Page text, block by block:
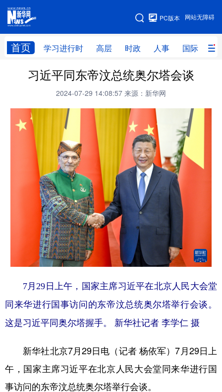
网站无障碍
PC版本
首页 学习进行时 高层 时政 人事 国际 财
网站地图
学习进行时 高层 时政 人事
财经 网评
台湾 思客智库 全球连线 教育
科技 量子 体育
文化 书画 健康 军事
访谈 视频 图片
中央文件 金融
人居 信息化
学术中国 乡村振兴 银龄
城市 旅游 能源 会展
彩票 娱乐 时尚 悦读
公益 一带一路 亚太网 上市公司
文化产业
地方频道
北京 天津 河北
习近平同东帝汶总统奥尔塔会谈
2024-07-29 14:08:57 来源：新华网
7月29日上午，国家主席习近平在北京人民大会堂
同来华进行国事访问的东帝汶总统奥尔塔举行会谈。
这是习近平同奥尔塔握手。 新华社记者 李学仁 摄
新华社北京7月29日电（记者 杨依军）7月29日上
午，国家主席习近平在北京人民大会堂同来华进行国
事访问的东帝汶总统奥尔塔举行会谈。